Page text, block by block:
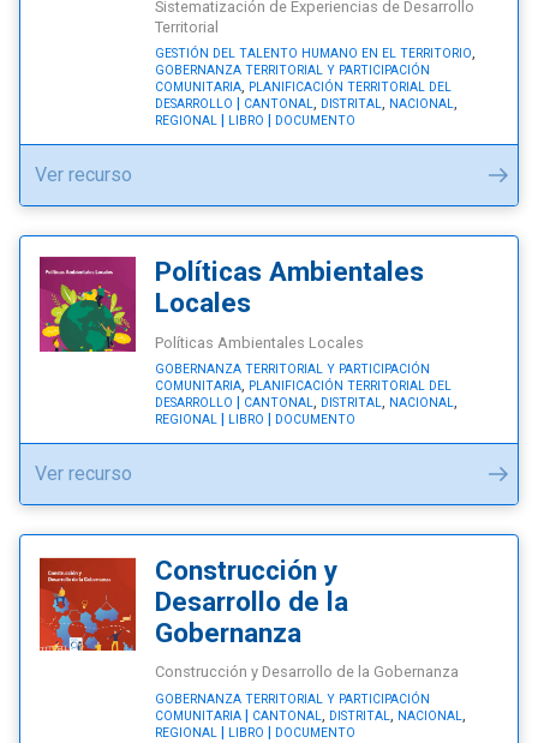
Sistematización de Experiencias de Desarrollo
Territorial
GESTIÓN DEL TALENTO HUMANO EN EL TERRITORIO,
GOBERNANZA TERRITORIAL Y PARTICIPACIÓN
COMUNITARIA, PLANIFICACIÓN TERRITORIAL DEL
DESARROLLO
CANTONAL, DISTRITAL, NACIONAL,
REGIONAL LIBRO DOCUMENTO
Ver recurso
de
Experiencias
Desarrollo
Políticas Ambientales
Locales
Políticas Ambientales Locales
GOBERNANZA TERRITORIAL Y PARTICIPACIÓN
COMUNITARIA PLANIFICACIÓN TERRITORIAL DEL
DESARROLLO
CANTONAL DISTRITAL NACIONAL
REGIONAL LIBRO DOCUMENTO
Ver recurso
Ambientales
Locales"
Construcción y
Desarrollo de la
Gobernanza
Construcción y Desarrollo de la Gobernanza
GOBERNANZA TERRITORIAL Y PARTICIPACIÓN
COMUNITARIA
CANTONAL DISTRITAL NACIONAL
REGIONAL LIBRO DOCUMENTO